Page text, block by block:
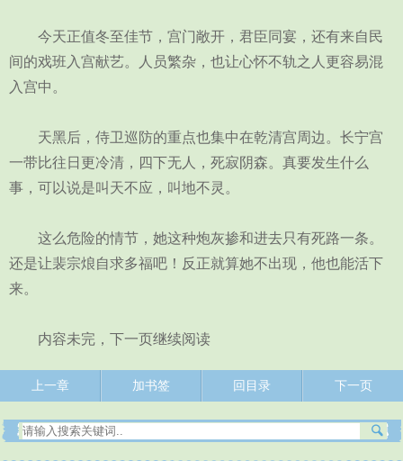
今天正值冬至佳节，宫门敞开，君臣同宴，还有来自民
间的戏班入宫献艺。人员繁杂，也让心怀不轨之人更容易混
入宫中。
天黑后，侍卫巡防的重点也集中在乾清宫周边。长宁宫
一带比往日更冷清，四下无人，死寂阴森。真要发生什么
事，可以说是叫天不应，叫地不灵。
这么危险的情节，她这种炮灰掺和进去只有死路一条。
还是让裴宗烺自求多福吧！反正就算她不出现，他也能活下
来。
内容未完，下一页继续阅读
上一章 加书签 回目录 下一页